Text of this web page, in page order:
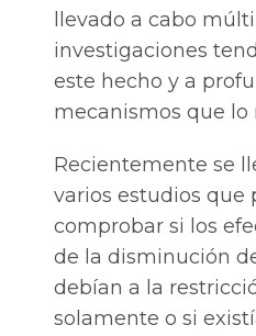
llevado a cabo
investigaciones
este hecho y a
mecanismos que lo
Recientemente se
varios estudios que
comprobar si los
de la disminución
debían a la
solamente o si